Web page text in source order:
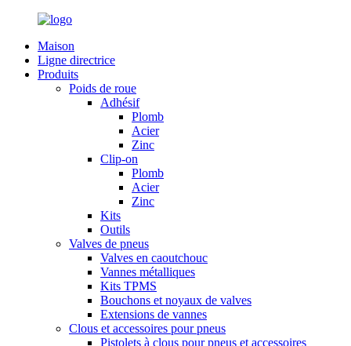
Maison
Ligne directrice
Produits
Poids de roue
Adhésif
Plomb
Acier
Zinc
Clip-on
Plomb
Acier
Zinc
Kits
Outils
Valves de pneus
Valves en caoutchouc
Vannes métalliques
Kits TPMS
Bouchons et noyaux de valves
Extensions de vannes
Clous et accessoires pour pneus
Pistolets à clous pour pneus et accessoires